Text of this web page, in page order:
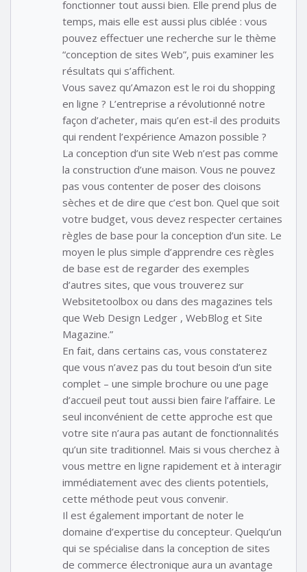
fonctionner tout aussi bien. Elle prend plus de
temps, mais elle est aussi plus ciblée : vous
pouvez effectuer une recherche sur le thème
“conception de sites Web”, puis examiner les
résultats qui s’affichent.
Vous savez qu’Amazon est le roi du shopping
en ligne ? L’entreprise a révolutionné notre
façon d’acheter, mais qu’en est-il des produits
qui rendent l’expérience Amazon possible ?
La conception d’un site Web n’est pas comme
la construction d’une maison. Vous ne pouvez
pas vous contenter de poser des cloisons
sèches et de dire que c’est bon. Quel que soit
votre budget, vous devez respecter certaines
règles de base pour la conception d’un site. Le
moyen le plus simple d’apprendre ces règles
de base est de regarder des exemples
d’autres sites, que vous trouverez sur
Websitetoolbox ou dans des magazines tels
que Web Design Ledger , WebBlog et Site
Magazine.”
En fait, dans certains cas, vous constaterez
que vous n’avez pas du tout besoin d’un site
complet – une simple brochure ou une page
d’accueil peut tout aussi bien faire l’affaire. Le
seul inconvénient de cette approche est que
votre site n’aura pas autant de fonctionnalités
qu’un site traditionnel. Mais si vous cherchez à
vous mettre en ligne rapidement et à interagir
immédiatement avec des clients potentiels,
cette méthode peut vous convenir.
Il est également important de noter le
domaine d’expertise du concepteur. Quelqu’un
qui se spécialise dans la conception de sites
de commerce électronique aura un avantage